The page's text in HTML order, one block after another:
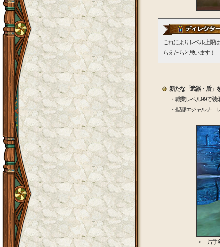
これによりレベル上限
らえたらと思います！
新たな「武器・盾」
・職業レベル99で
・聖都エジャルナ
＜ 片手